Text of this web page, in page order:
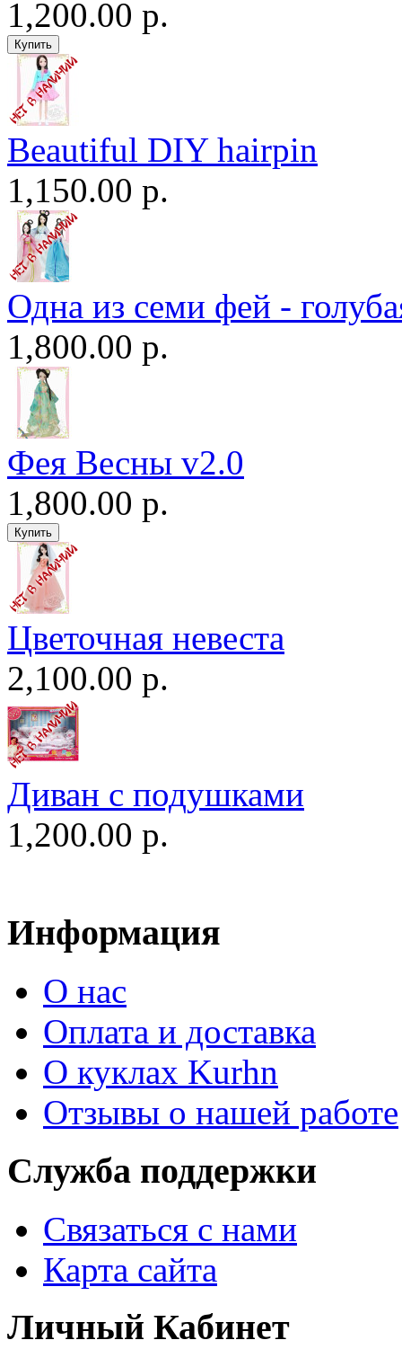
1,200.00 р.
Beautiful DIY hairpin
1,150.00 р.
Одна из семи фей -
1,800.00 р.
Фея Весны v2.0
1,800.00 р.
Цветочная невеста
2,100.00 р.
Диван c подушками
1,200.00 р.
Информация
О нас
Оплата и доставка
О куклах Kurhn
Отзывы о нашей работе
Служба поддержки
Связаться с нами
Карта сайта
Личный Кабинет